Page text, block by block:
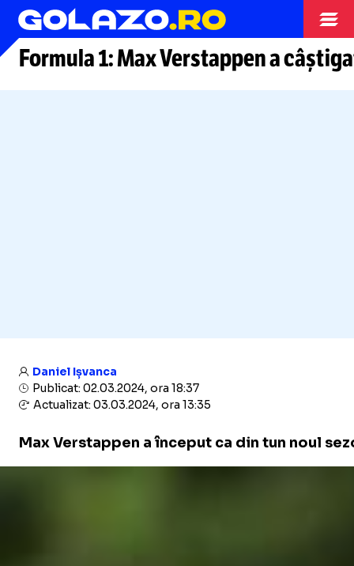
Moto GP
Formula 1: Max Verstappen a
Daniel Ișvanca
Publicat: 02.03.2024, ora 18:37
Actualizat: 03.03.2024, ora 13:35
Max Verstappen a început ca din tun noul